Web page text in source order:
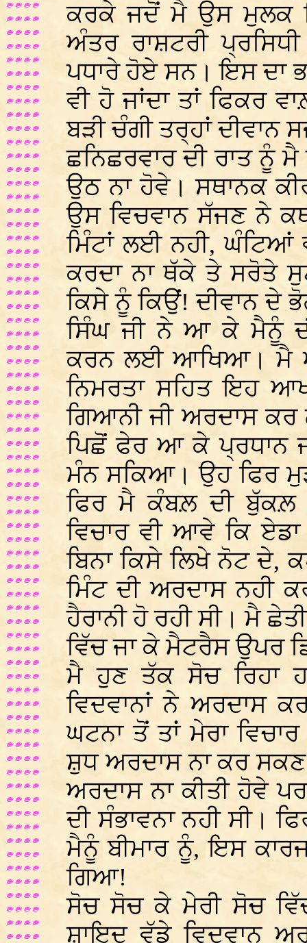
ਕਰਕੇ ਜਦੋਂ ਮੈ ਉਸ ਮੁਲਕ
ਅੰਤਰ ਰਾਸ਼ਟਰੀ
ਪਧਾਰੇ ਹੋਏ ਸਨ। ਇਸ ਦਾ
ਵੀ ਹੋ ਜਾਂਦਾ ਤਾਂ ਫਿਕਰ
ਬੜੀ ਚੰਗੀ ਤਰ੍ਹਾਂ ਦੀਵਾਨ
ਛਨਿਛਰਵਾਰ ਦੀ ਰਾਤ ਨੂੰ
ਉਠ ਨਾ ਹੋਵੇ। ਸਥਾਨਕ
ਉਸ ਵਿਚਵਾਨ ਸੱਜਣ ਨੇ
ਮਿੰਟਾਂ ਲਈ ਨਹੀ, ਘੰਟਿਆਂ
ਕਰਦਾ ਨਾ ਥੱਕੇ ਤੇ ਸਰੋਤੇ
ਕਿਸੇ ਨੂੰ ਕਿਉਂ! ਦੀਵਾਨ ਦੇ
ਸਿੰਘ ਜੀ ਨੇ ਆ ਕੇ ਮੈਨੂੰ
ਕਰਨ ਲਈ ਆਖਿਆ। ਮੈ
ਨਿਮਰਤਾ ਸਹਿਤ ਇਹ
ਗਿਆਨੀ ਜੀ ਅਰਦਾਸ
ਪਿਛੋਂ ਫੇਰ ਆ ਕੇ ਪ੍ਰਧਾਨ
ਮੰਨ ਸਕਿਆ। ਉਹ ਫਿਰ
ਫਿਰ ਮੈ ਕੰਬਲ਼ ਦੀ ਬੁੱਕਲ਼
ਵਿਚਾਰ ਵੀ ਆਵੇ ਕਿ
ਬਿਨਾ ਕਿਸੇ ਲਿਖੇ ਨੋਟ ਦੇ,
ਮਿੰਟ ਦੀ ਅਰਦਾਸ ਨਹੀ
ਹੈਰਾਨੀ ਹੋ ਰਹੀ ਸੀ। ਮੈ
ਵਿੱਚ ਜਾ ਕੇ ਮੈਟਰੈਸ ਉਪਰ
ਮੈ ਹੁਣ ਤੱਕ ਸੋਚ ਰਿਹਾ
ਵਿਦਵਾਨਾਂ ਨੇ ਅਰਦਾਸ
ਘਟਨਾ ਤੋਂ ਤਾਂ ਮੇਰਾ
ਸ਼ੁਧ ਅਰਦਾਸ ਨਾ ਕਰ ਸਕਣ
ਅਰਦਾਸ ਨਾ ਕੀਤੀ ਹੋਵੇ
ਦੀ ਸੰਭਾਵਨਾ ਨਹੀ ਸੀ।
ਮੈਨੂੰ ਬੀਮਾਰ ਨੂੰ, ਇਸ
ਗਿਆ!
ਸੋਚ ਸੋਚ ਕੇ ਮੇਰੀ ਸੋਚ
ਸ਼ਾਇਦ ਵੱਡੇ ਵਿਦਵਾਨ